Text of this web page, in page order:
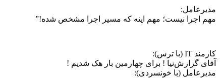
مدیرعامل:
مهم اجرا نیست؛ مهم اینه که مسیر اجرا مشخص شده!”
کارمند IT (با ترس):
آقای گزارش‌نیا ! برای چهارمین بار هک شدیم !
مدیرعامل (با خونسردی):